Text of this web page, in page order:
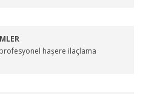
haşere ilaçlama